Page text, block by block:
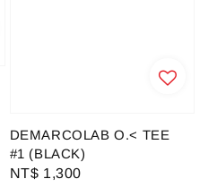
DEMARCOLAB O.< TEE
#1 (BLACK)
Regular
NT$ 1,300